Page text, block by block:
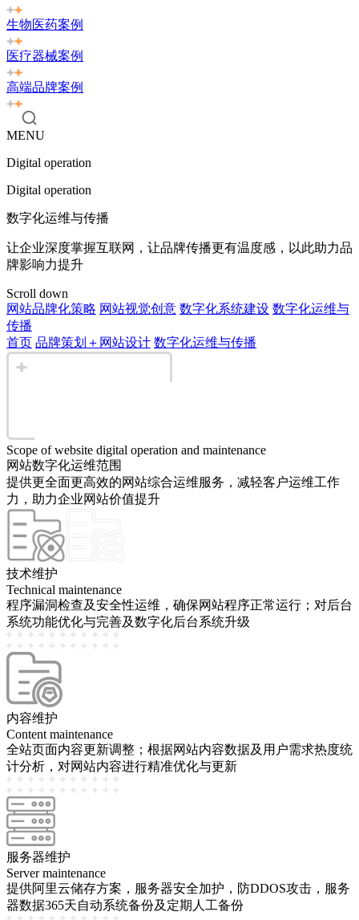
生物医药案例
医疗器械案例
高端品牌案例
MENU
Digital operation
Digital operation
数字化运维与传播
让企业深度掌握互联网，让品牌传播更有温度感，以此助力品
牌影响力提升
Scroll down
网站品牌化策略 网站视觉创意 数字化系统建设 数字化运维与
传播
首页 品牌策划＋网站设计 数字化运维与传播
Scope of website digital operation and maintenance
网站数字化运维范围
提供更全面更高效的网站综合运维服务，减轻客户运维工作
力，助力企业网站价值提升
技术维护
Technical maintenance
程序漏洞检查及安全性运维，确保网站程序正常运行；对后台
系统功能优化与完善及数字化后台系统升级
内容维护
Content maintenance
全站页面内容更新调整；根据网站内容数据及用户需求热度统
计分析，对网站内容进行精准优化与更新
服务器维护
Server maintenance
提供阿里云储存方案，服务器安全加护，防DDOS攻击，服务
器数据365天自动系统备份及定期人工备份